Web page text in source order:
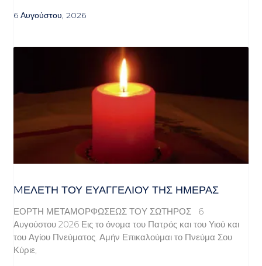
6 Αυγούστου, 2026
MΕΛΈΤΗ ΤΟΥ ΕΥΑΓΓΕΛΊΟΥ ΤΗΣ ΗΜΈΡΑΣ
ΕΟΡΤΗ ΜΕΤΑΜΟΡΦΩΣΕΩΣ ΤΟΥ ΣΩΤΗΡΟΣ 6
Αυγούστου 2026 Εις το όνομα του Πατρός και του Υιού και
του Αγίου Πνεύματος. Αμήν Επικαλούμαι το Πνεύμα Σου
Κύριε,